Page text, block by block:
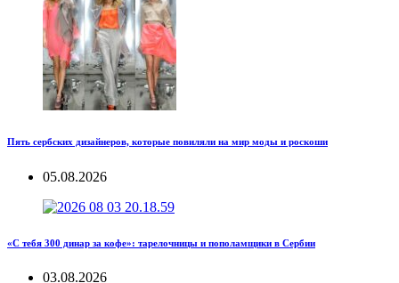
Пять сербских дизайнеров, которые повиляли на мир моды и роскоши
05.08.2026
«С тебя 300 динар за кофе»: тарелочницы и пополамщики в Сербии
03.08.2026